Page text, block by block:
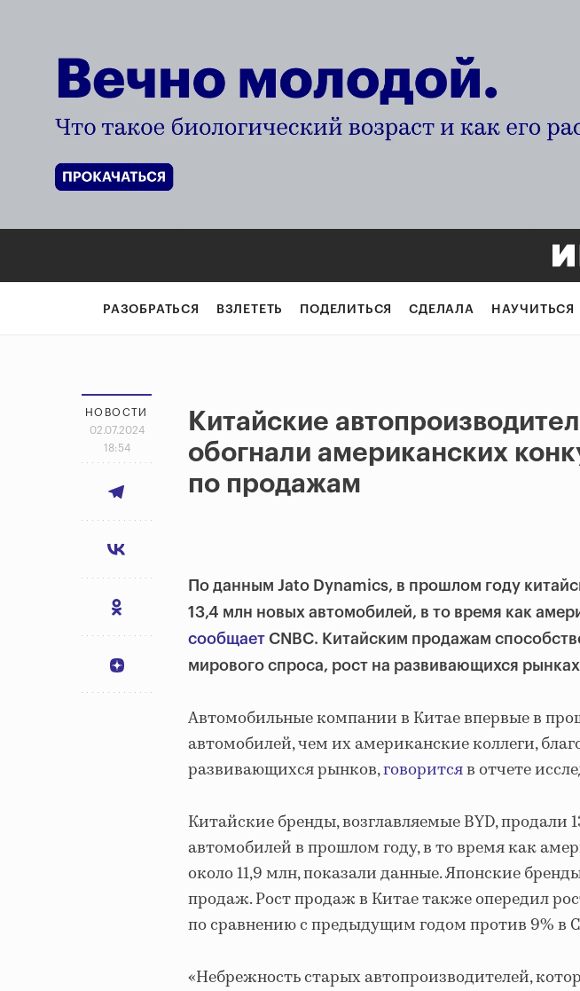
РАЗОБРАТЬСЯ ВЗЛЕТЕТЬ ПОДЕЛИТЬСЯ СДЕЛАЛА НАУЧИТЬСЯ
НОВОСТИ
02.07.2024
18:54
Китайские
обогнали американских
по продажам
По данным Jato Dynamics, в прошлом году
13,4 млн новых автомобилей, в то время как
сообщает CNBC. Китайским продажам
мирового спроса, рост на развивающихся
Автомобильные компании в Китае впервые в
автомобилей, чем их американские коллеги,
развивающихся рынков,говоритсяв отчете
Китайские бренды, возглавляемые BYD, продали
автомобилей в прошлом году, в то время как
около 11,9 млн, показали данные. Японские
продаж. Рост продаж в Китае также опередил
по сравнению с предыдущим годом против 9% в
«Небрежность старых автопроизводителей,